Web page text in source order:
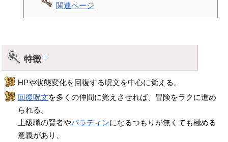
関連ページ
特徴†
HPや状態変化を回復する呪文を中心に覚える。
回復呪文を多くの仲間に覚えさせれば、冒険をラクに進め
られる。
上級職の賢者やパラディンになるつもりが無くても極める
意義があり、